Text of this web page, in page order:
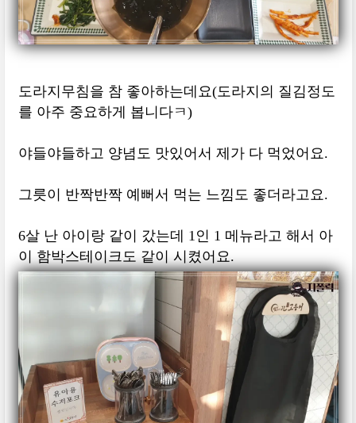
도라지무침을 참 좋아하는데요(도라지의 질김정도
를 아주 중요하게 봅니다ㅋ)
야들야들하고 양념도 맛있어서 제가 다 먹었어요.
그릇이 반짝반짝 예뻐서 먹는 느낌도 좋더라고요.
6살 난 아이랑 같이 갔는데 1인 1 메뉴라고 해서 아
이 함박스테이크도 같이 시켰어요.